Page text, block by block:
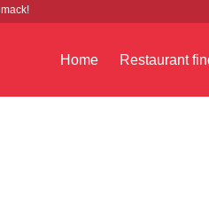
Home Restaurant